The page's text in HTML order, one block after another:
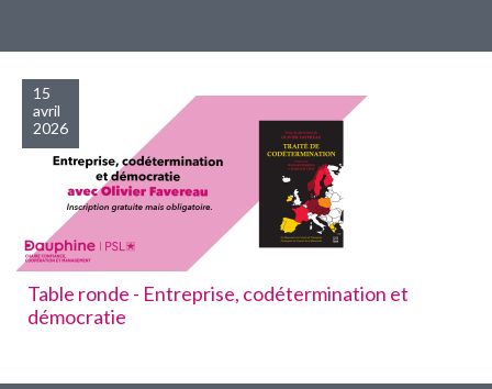
15
avril
2026
Table ronde - Entreprise, codétermination et
démocratie